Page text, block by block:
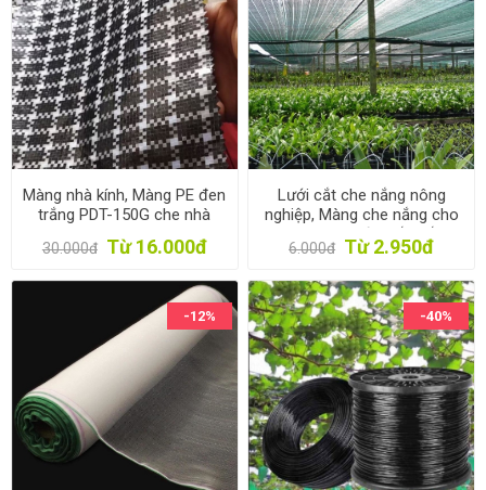
Màng nhà kính, Màng PE đen
trắng PDT-150G che nhà
kính, Phim lợp mái nhà kính,
Film PE
30.000đ Từ 16.000đ
Lưới cắt che nắng nông
nghiệp, Màng che nắng cho
cây trông, Lưới chắn nắng
xây dựng
6.000đ Từ 2.950đ
-12% -40%